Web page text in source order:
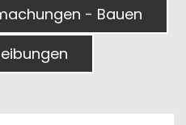
- Bauen